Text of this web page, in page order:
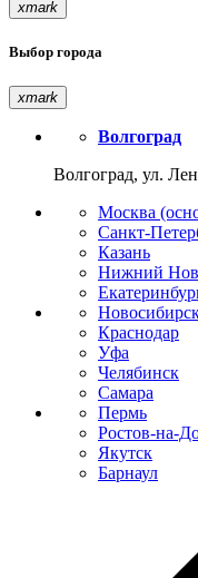
xmark
Выбор города
xmark
Волгоград
Волгоград, ул.
Москва
Санкт-
Казань
Нижний
Краснодар
Уфа
Челябинск
Самара
Пермь
Ростов-на-
Якутск
Барнаул